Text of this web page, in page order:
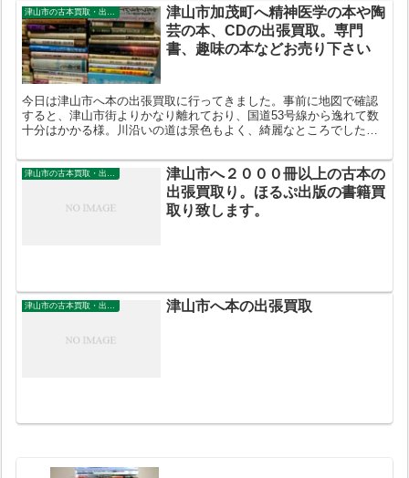
津山市加茂町へ精神医学の本や陶
芸の本、CDの出張買取。専門
書、趣味の本などお売り下さい
今日は津山市へ本の出張買取に行ってきました。事前に地図で確認
すると、津山市街よりかなり離れており、国道53号線から逸れて数
十分はかかる様。川沿いの道は景色もよく、綺麗なところでした。
津山市へ２０００冊以上の古本の
出張買取り。ほるぷ出版の書籍買
取り致します。
津山市へ本の出張買取